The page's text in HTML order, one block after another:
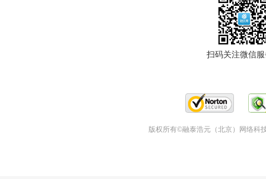
扫码关注微信
版权所有©融泰浩元（北京）网络科